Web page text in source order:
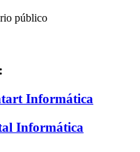
público
Informática
Informática